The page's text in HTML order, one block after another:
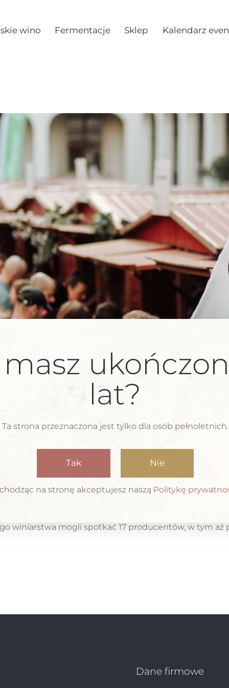
wino Fermentacje Sklep Kalendarz
winiarskie debiuty
2024-05-21
mamy ich już 605! Poznajmy kilku nowych
IV Festiwal Wina Pomorza Zachodniego w
winiarstwa mogli spotkać 17 producentów, w tym aż
Dane firmowe
masz
lat?
Ta strona przeznaczona jest tylko dla osób pełnoletnich.
Tak Nie
na stronę akceptujesz naszą Politykę